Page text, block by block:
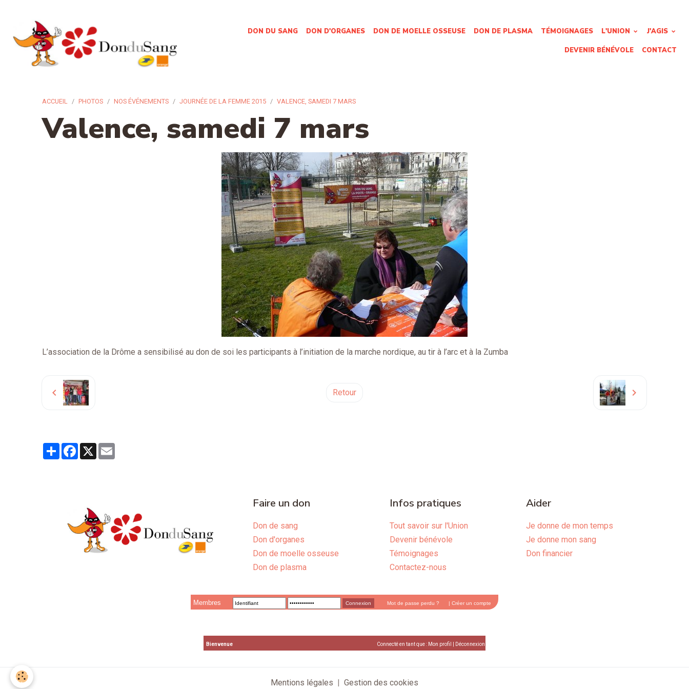
DON DU SANG DON D'ORGANES DON DE MOELLE OSSEUSE DON DE PLASMA TÉMOIGNAGES L'UNION J'AGIS
DEVENIR BÉNÉVOLE CONTACT
ACCUEIL PHOTOS NOS ÉVÉNEMENTS JOURNÉE DE LA FEMME 2015 VALENCE, SAMEDI 7 MARS
Valence, samedi 7 mars
L’association de la Drôme a sensibilisé au don de soi les participants à l’initiation de la marche nordique, au tir à l’arc et à la Zumba
Retour
PartagerFacebook
X
Faire un don
Don de sang
Don d'organes
Don de moelle osseuse
Don de plasma
Infos pratiques
Tout savoir sur l'Union
Devenir bénévole
Témoignages
Contactez-nous
Aider
Je donne de mon temps
Je donne mon sang
Don financier
Membres Mot de passe perdu ? Créer un compte
Bienvenue Connecté en tant que : Mon profil Déconnexion
Mentions légales Gestion des cookies